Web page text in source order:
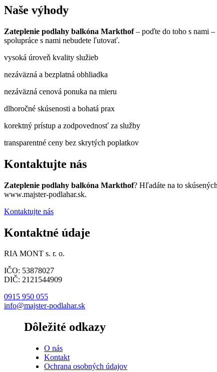
Naše výhody
Zateplenie podlahy balkóna Markthof– poďte do toho s nami –
spolupráce s nami nebudete ľutovať.
vysoká úroveň kvality služieb
nezáväzná a bezplatná obhliadka
nezáväzná cenová ponuka na mieru
dlhoročné skúsenosti a bohatá prax
korektný prístup a zodpovednosť za služby
transparentné ceny bez skrytých poplatkov
Kontaktujte nás
Zateplenie podlahy balkóna Markthof? Hľadáte na to
www.majster-podlahar.sk.
Kontaktujte nás
Kontaktné údaje
RIA MONT s. r. o.
IČO: 53878027
DIČ: 2121544909
0915 950 055
info@majster-podlahar.sk
Dôležité odkazy
O nás
Kontakt
Ochrana osobných údajov